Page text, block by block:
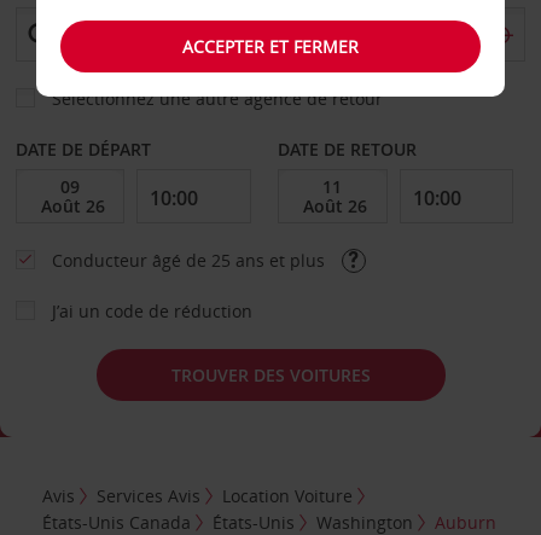
Sélectionnez une autre agence de retour
DATE DE DÉPART DATE DE RETOUR
Conducteur âgé de 25 ans et plus
J’ai un code de réduction
TROUVER DES VOITURES
Avis Services Avis
Location Voiture
États-Unis Canada
États-Unis Washington Auburn
ACCEPTER ET FERMER